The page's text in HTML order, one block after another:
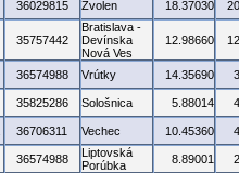
36029815 Zvolen 18.37030
35757442
Bratislava -
Devínska
Nová Ves
12.98660
36574988 Vrútky 14.35690
35825286 Sološnica 5.88014
36706311 Vechec 10.45360
36574988
Liptovská
Porúbka
8.89001